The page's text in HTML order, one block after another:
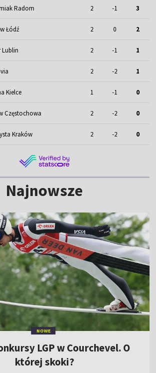
Radom 2 -1 3
Łódź 2 0 2
2 -1 1
2 -2 1
Kielce 1 -1 0
Częstochowa 2 -2 0
Kraków 2 -2 0
Najnowsze
NOWE
LGP w Courchevel. O
której skoki?